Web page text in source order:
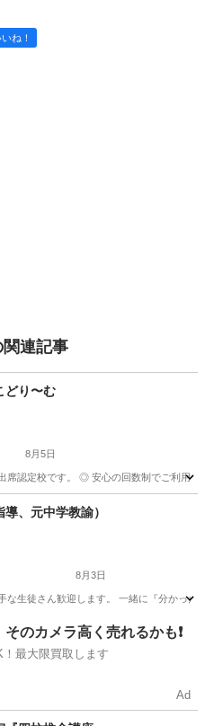
ね！
連記事
どり〜む
8月5日
席認定校です。 ◎ 安心の回数制でご利
他 フリースクール
、元中学教諭）
8月3日
な生徒さん歓迎します。 一緒に『分かっ
他 定期テスト
そのカメラ高く売れるかも❗️
最大限買取します
Ad